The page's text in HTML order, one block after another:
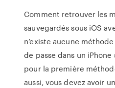
Comment retrouver les
sauvegardés sous iOS
n’existe aucune
de passe dans un iPhone
pour la première
aussi, vous devez avoir